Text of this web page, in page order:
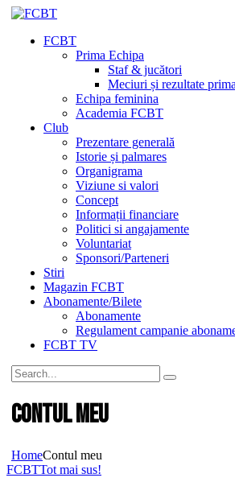
FCBT
Prima Echipa
Staf & jucători
Meciuri și rezultate
Echipa feminina
Academia FCBT
Club
Prezentare generală
Istorie și palmares
Organigrama
Viziune si valori
Concept
Informații financiare
Politici si angajamente
Voluntariat
Sponsori/Parteneri
Stiri
Magazin FCBT
Abonamente/Bilete
Abonamente
Regulament campanie
FCBT TV
Contul meu
HomeContul meu
FCBTTot mai sus!